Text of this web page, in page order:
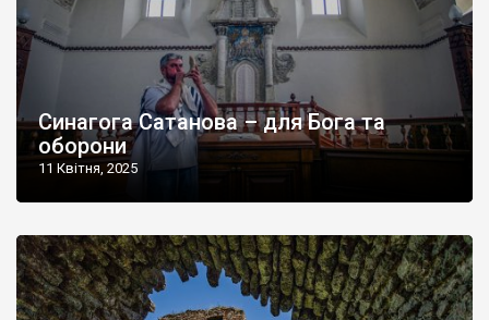
Синагога Сатанова – для Бога та
оборони
11 Квітня, 2025